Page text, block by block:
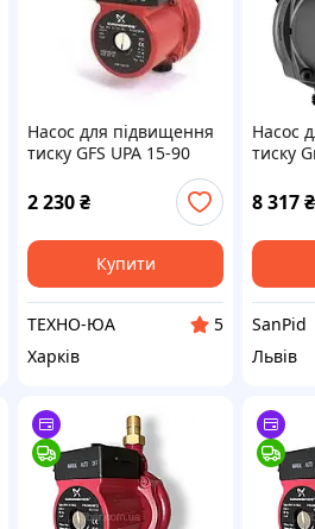
Насос для підвищення
тиску GFS UPA 15-90
2 230₴
Купити
ТЕХНО-ЮА
5
Харків
Насос
тиску
8 317₴
SanPid
Львів